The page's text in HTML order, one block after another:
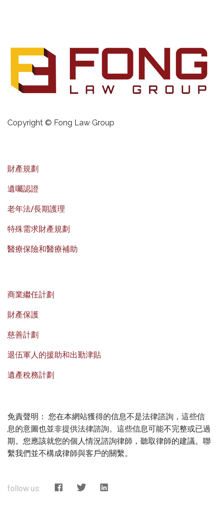
Copyright © Fong Law Group
財產規劃
遺囑認證
老年法/長期護理
特殊需求財產規劃
醫療保險和醫療補助
商業繼任計劃
財產保護
慈善計劃
退伍軍人的援助和出勤津貼
遺產稅務計劃
免責聲明： 您在本網站獲得的信息不是法律諮詢，這些信
息的意圖也並非提供法律諮詢。這些信息可能不完整或已過
期。您應該就您的個人情況諮詢律師，聽取律師的建議。聯
繫我們並不構成律師與客戶的關繫。
follow us: